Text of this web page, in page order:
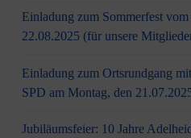
Einladung zum Sommerfest
22.08.2025 (für unsere
Einladung zum Ortsrundgang
SPD am Montag, den
Jubiläumsfeier: 10 Jahre